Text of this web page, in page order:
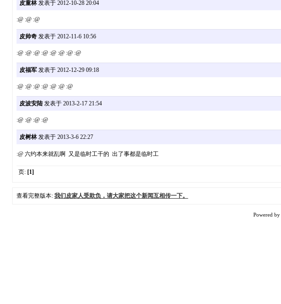
皮童林发表于 2012-10-28 20:04
:@ :@ :@
皮帅奇发表于 2012-11-6 10:56
:@ :@ :@ :@ :@ :@ :@ :@
皮福军发表于 2012-12-29 09:18
:@ :@ :@ :@ :@ :@ :@
皮波安陆发表于 2013-2-17 21:54
:@ :@ :@ :@
皮树林发表于 2013-3-6 22:27
:@ 六约本来就乱啊 又是临时工干的 出了事都是临时工
页: [1]
查看完整版本: 我们皮家人受欺负，请大家把这个新闻互相传一下。
Powered by